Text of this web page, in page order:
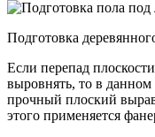
Подготовка
Если перепад
выровнять, то в данном
прочный плоский
этого применяется